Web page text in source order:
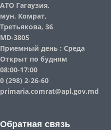
АТО Гагаузия,
мун. Комрат,
Третьякова, 36
MD-3805
Приемный день : Среда
Открыт по будням
08:00-17:00
0 (298) 2-26-60
primaria.comrat@apl.gov.md
Обратная связь